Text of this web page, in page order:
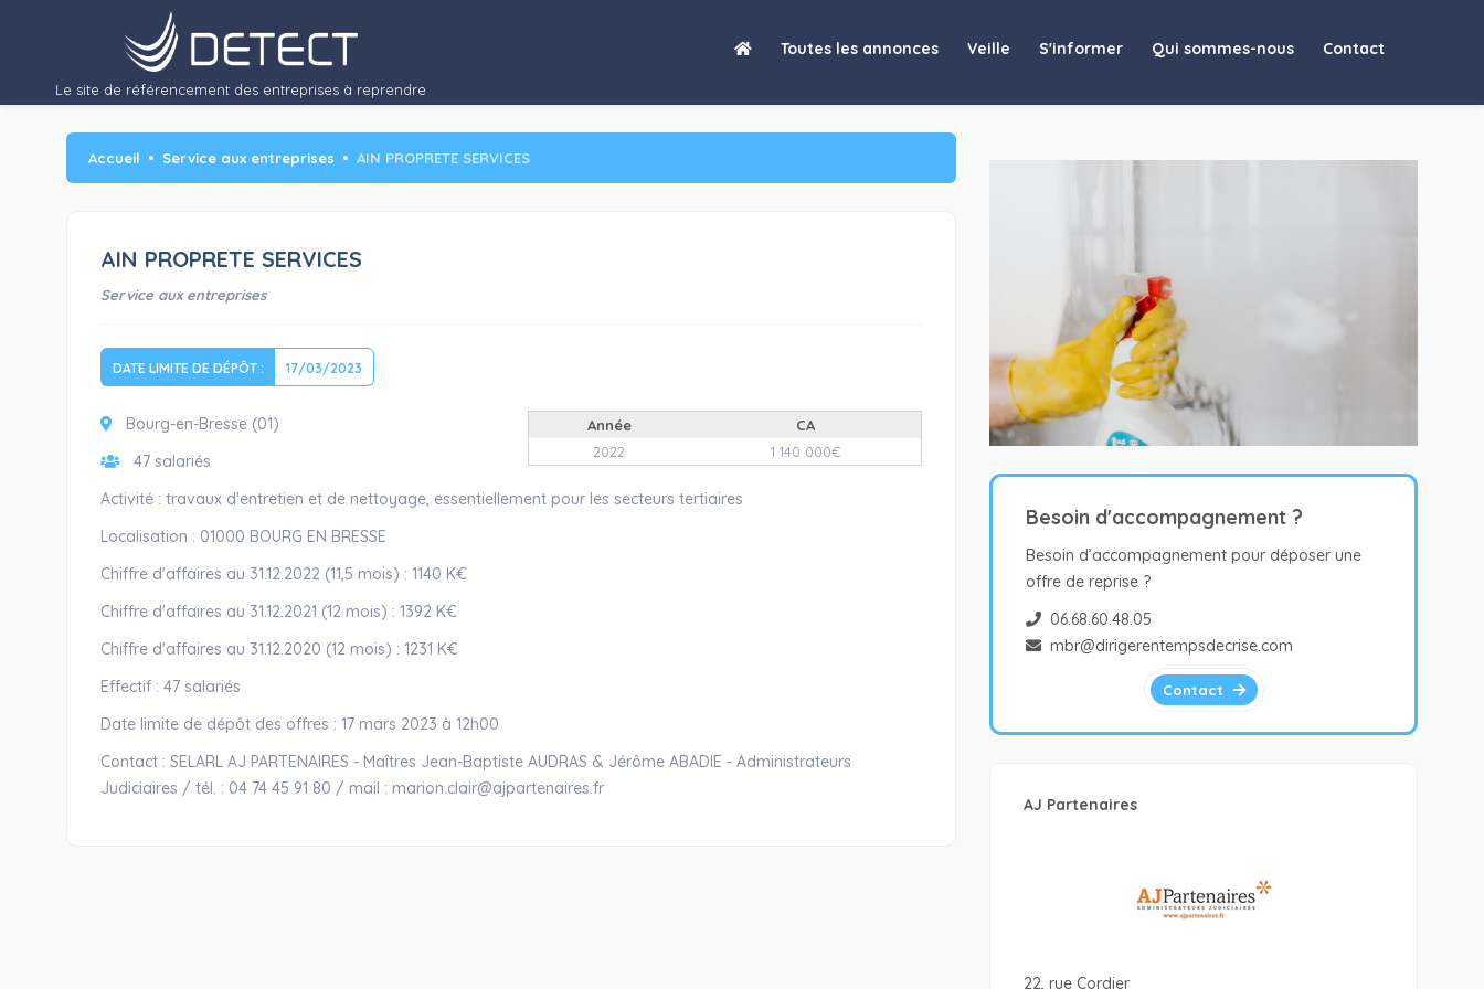
Le site de référencement des entreprises à reprendre
Toutes les annonces Veille S'informer Qui sommes-nous Contact
Accueil Service aux entreprises AIN PROPRETE SERVICES
AIN PROPRETE SERVICES
Service aux entreprises
DATE LIMITE DE DÉPÔT : 17/03/2023
Bourg-en-Bresse (01)
47 salariés
Année
CA
2022
1 140 000€
Activité : travaux d'entretien et de nettoyage, essentiellement pour les secteurs tertiaires
Localisation : 01000 BOURG EN BRESSE
Chiffre d'affaires au 31.12.2022 (11,5 mois) : 1140 K€
Chiffre d'affaires au 31.12.2021 (12 mois) : 1392 K€
Chiffre d'affaires au 31.12.2020 (12 mois) : 1231 K€
Effectif : 47 salariés
Date limite de dépôt des offres : 17 mars 2023 à 12h00
Contact : SELARL AJ PARTENAIRES - Maîtres Jean-Baptiste AUDRAS & Jérôme ABADIE - Administrateurs
Judiciaires / tél. : 04 74 45 91 80 / mail : marion.clair@ajpartenaires.fr
Besoin d'accompagnement ?
Besoin d’accompagnement pour déposer une
offre de reprise ?
06.68.60.48.05
mbr@dirigerentempsdecrise.com
Contact
AJ Partenaires
22, rue Cordier